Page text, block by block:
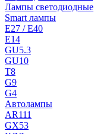
Лампы светодиодные
Smart лампы
E27 / E40
E14
GU5.3
GU10
T8
G9
G4
Автолампы
AR111
GX53